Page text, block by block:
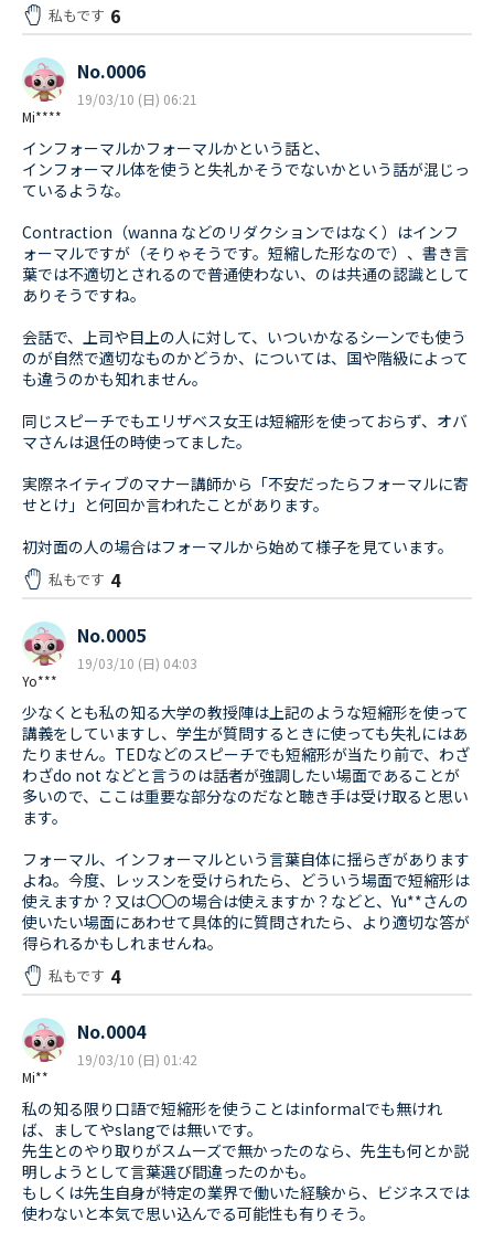
私もです 6
Mi****
No.0006
19/03/10 (日) 06:21
インフォーマルかフォーマルかという話と、
インフォーマル体を使うと失礼かそうでないかという話が混じっ
ているような。
Contraction（wanna などのリダクションではなく）はインフ
ォーマルですが（そりゃそうです。短縮した形なので）、書き言
葉では不適切とされるので普通使わない、のは共通の認識として
ありそうですね。
会話で、上司や目上の人に対して、いついかなるシーンでも使う
のが自然で適切なものかどうか、については、国や階級によって
も違うのかも知れません。
同じスピーチでもエリザベス女王は短縮形を使っておらず、オバ
マさんは退任の時使ってました。
実際ネイティブのマナー講師から「不安だったらフォーマルに寄
せとけ」と何回か言われたことがあります。
初対面の人の場合はフォーマルから始めて様子を見ています。
私もです 4
Yo***
No.0005
19/03/10 (日) 04:03
少なくとも私の知る大学の教授陣は上記のような短縮形を使って
講義をしていますし、学生が質問するときに使っても失礼にはあ
たりません。TEDなどのスピーチでも短縮形が当たり前で、わざ
わざdo not などと言うのは話者が強調したい場面であることが
多いので、ここは重要な部分なのだなと聴き手は受け取ると思い
ます。
フォーマル、インフォーマルという言葉自体に揺らぎがあります
よね。今度、レッスンを受けられたら、どういう場面で短縮形は
使えますか？又は〇〇の場合は使えますか？などと、Yu**さんの
使いたい場面にあわせて具体的に質問されたら、より適切な答が
得られるかもしれませんね。
私もです 4
Mi**
No.0004
19/03/10 (日) 01:42
私の知る限り口語で短縮形を使うことはinformalでも無けれ
ば、ましてやslangでは無いです。
先生とのやり取りがスムーズで無かったのなら、先生も何とか説
明しようとして言葉選び間違ったのかも。
もしくは先生自身が特定の業界で働いた経験から、ビジネスでは
使わないと本気で思い込んでる可能性も有りそう。